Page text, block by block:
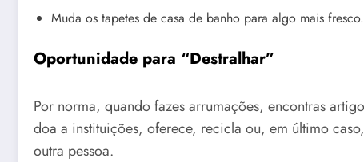
Muda os tapetes de casa de banho para algo mais fresco.
Oportunidade para “Destralhar”
Por norma, quando fazes arrumações, encontras
doa a instituições, oferece, recicla ou, em último
outra pessoa.